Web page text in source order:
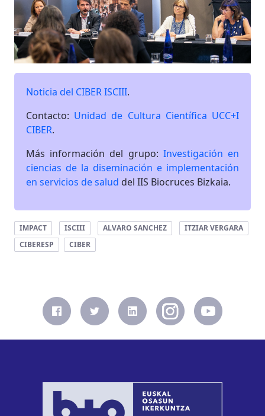
Noticia del CIBER ISCIII.
Contacto: Unidad de Cultura Científica UCC+I
CIBER.
Más información del grupo: Investigación en
ciencias de la diseminación e implementación
en servicios de salud del IIS Biocruces Bizkaia.
IMPACT ISCIII ALVARO SANCHEZ
ITZIAR VERGARA
CIBERESP
CIBER